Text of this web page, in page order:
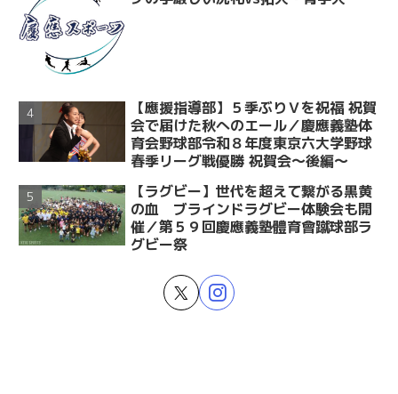
【應援指導部】５季ぶりＶを祝福 祝賀
会で届けた秋へのエール／慶應義塾体
育会野球部令和８年度東京六大学野球
春季リーグ戦優勝 祝賀会～後編～
【ラグビー】世代を超えて繋がる黒黄
の血 ブラインドラグビー体験会も開
催／第５９回慶應義塾體育會蹴球部ラ
グビー祭